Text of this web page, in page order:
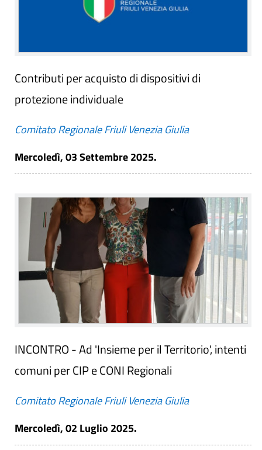
Contributi per acquisto di dispositivi di
protezione individuale
Comitato Regionale Friuli Venezia Giulia
Mercoledì, 03 Settembre 2025.
INCONTRO - Ad 'Insieme per il Territorio', intenti
comuni per CIP e CONI Regionali
Comitato Regionale Friuli Venezia Giulia
Mercoledì, 02 Luglio 2025.